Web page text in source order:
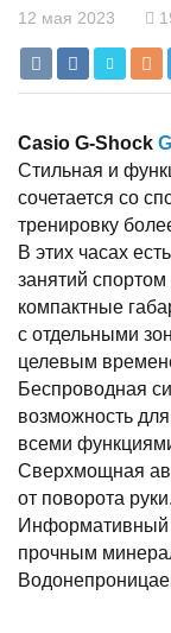
12 мая 2023
Casio G-Shock
Стильная и
сочетается со
тренировку
В этих часах
занятий
компактные
с отдельными
целевым
Беспроводная
возможность
всеми
Сверхмощная
от поворота руки.
прочным